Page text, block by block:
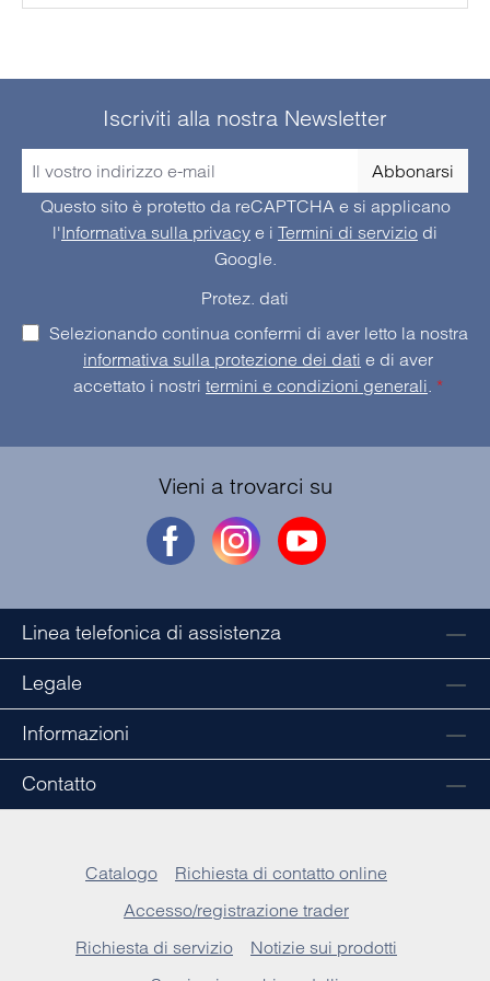
nell'immagine reale o in una delle immagini
nella memoria interna del dispositivo e può quindi
collegati.
Iscriviti alla nostra Newsletter
Abbonarsi
Questo sito è protetto da reCAPTCHA e si applicano
l'Informativa sulla privacy e i Termini di servizio di
Google.
Protez. dati
Selezionando continua confermi di aver letto la nostra
informativa sulla protezione dei dati e di aver
accettato i nostri termini e condizioni generali. *
Vieni a trovarci su
Linea telefonica di assistenza
Legale
Informazioni
Contatto
Catalogo
Richiesta di contatto online
Accesso/registrazione trader
Richiesta di servizio
Notizie sui prodotti